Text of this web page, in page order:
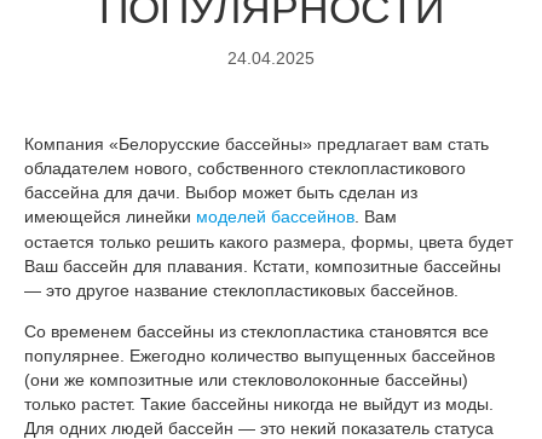
24.04.2025
Компания «Белорусские бассейны» предлагает вам стать
обладателем нового, собственного стеклопластикового
бассейна для дачи. Выбор может быть сделан из
имеющейся линейки моделей бассейнов . Вам
остается только решить какого размера, формы, цвета будет
Ваш бассейн для плавания. Кстати, композитные бассейны
— это другое название стеклопластиковых бассейнов.
Со временем бассейны из стеклопластика становятся все
популярнее. Ежегодно количество выпущенных бассейнов
(они же композитные или стекловолоконные бассейны)
только растет. Такие бассейны никогда не выйдут из моды.
Для одних людей бассейн — это некий показатель статуса